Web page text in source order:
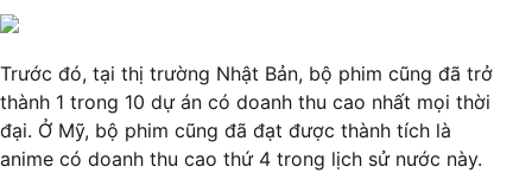
Trước đó, tại thị trường Nhật Bản, bộ phim cũng đã trở
thành 1 trong 10 dự án có doanh thu cao nhất mọi thời
đại. Ở Mỹ, bộ phim cũng đã đạt được thành tích là
anime có doanh thu cao thứ 4 trong lịch sử nước này.